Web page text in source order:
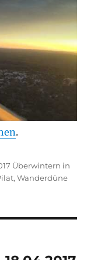
.
Überwintern in
,Wanderdüne